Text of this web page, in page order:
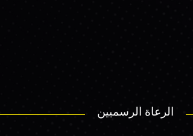
الرعاة الرسميين